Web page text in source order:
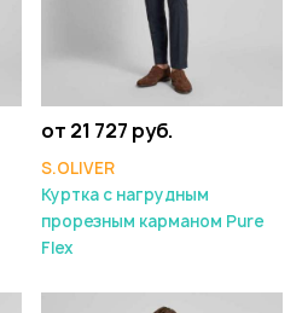
от 21 727 руб.
S.OLIVER
Куртка с нагрудным
прорезным карманом Pure
Flex